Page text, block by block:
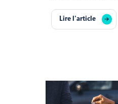
Lire l'article